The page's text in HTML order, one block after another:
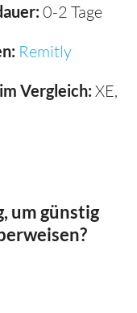
0-2 Tage
Remitly
Vergleich: XE,
um günstig